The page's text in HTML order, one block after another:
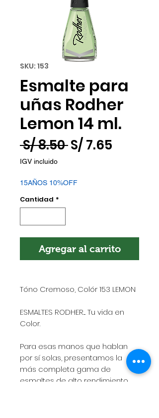
SKU: 153
Esmalte para
uñas Rodher
Lemon 14 ml.
S/ 8.50 Precio
S/ 7.65
IGV incluido
15AÑOS 10%OFF
Cantidad *
Agregar al carrito
Tóno Cremoso, Colór 153 LEMON
ESMALTES RODHER.... Tu vida en
Color.
Para esas manos que hablan
por sí solas, presentamos la
más completa gama de
esmaltes de alto rendimiento,